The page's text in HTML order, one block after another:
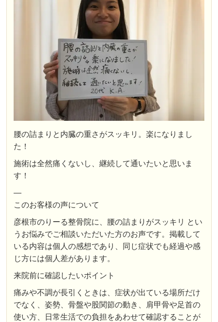
腰の詰まりと内臓の重さがスッキリ。楽になりまし
た！
施術は全然痛くないし、継続して通いたいと思いま
す！
—
このお客様の声について
彦根市のりーる整骨院に、腰の詰まりがスッキリ とい
うお悩みでご相談いただいた方のお声です。掲載して
いる内容は個人の感想であり、同じ症状でも経過や感
じ方には個人差があります。
来院前に確認したいポイント
痛みや不調が長引くときは、症状が出ている場所だけ
でなく、姿勢、骨盤や股関節の動き、肩甲骨や足首の
使い方、日常生活での負担をあわせて確認することが